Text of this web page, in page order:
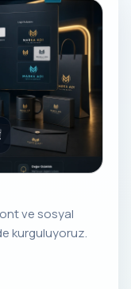
ve sosyal
kurguluyoruz.